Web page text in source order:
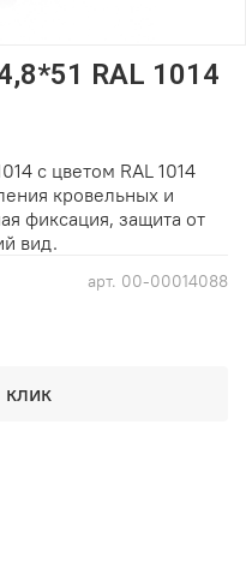
арт. 00-00014088
RAL 1014
клик
с цветом RAL 1014
кровельных и
фиксация, защита от
вид.